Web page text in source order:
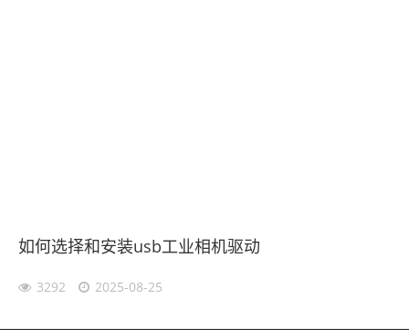
如何选择和安装usb工业相机驱动
3292 2025-08-25